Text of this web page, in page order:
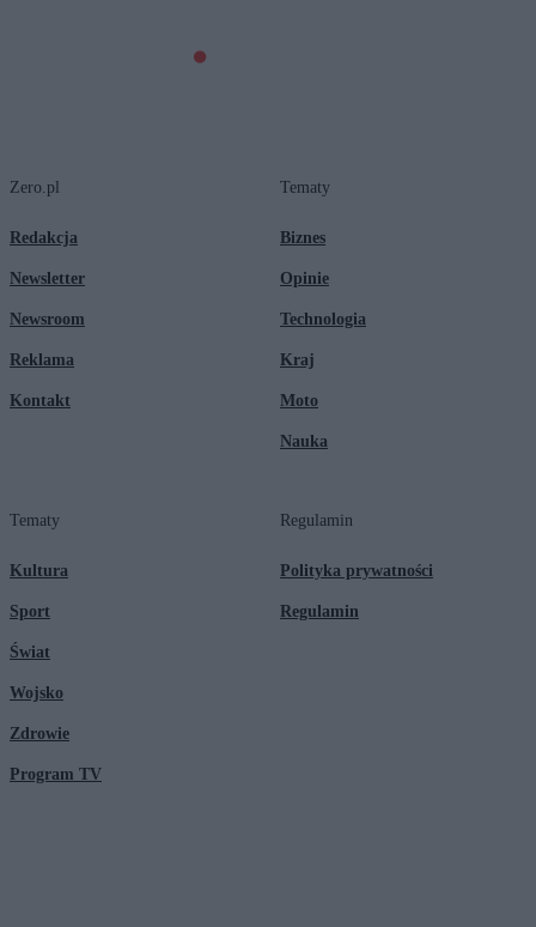
Zero.pl
Redakcja
Newsletter
Newsroom
Reklama
Kontakt
Tematy
Biznes
Opinie
Technologia
Kraj
Moto
Nauka
Tematy
Kultura
Sport
Świat
Wojsko
Zdrowie
Program TV
Regulamin
Polityka prywatności
Regulamin